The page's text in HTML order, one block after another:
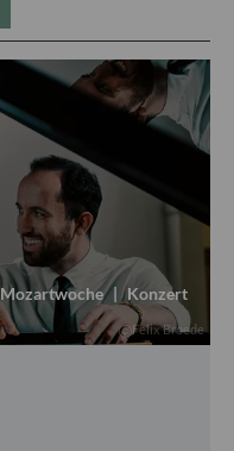
Mozartwoche | Konzert
Felix Broede